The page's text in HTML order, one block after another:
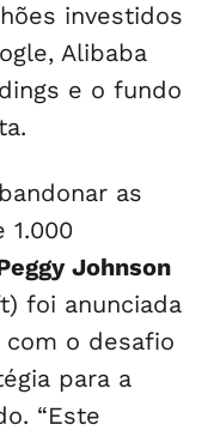
investidos
Alibaba
e o fundo
as
1.000
Johnson
foi anunciada
com o desafio
para a
“Este